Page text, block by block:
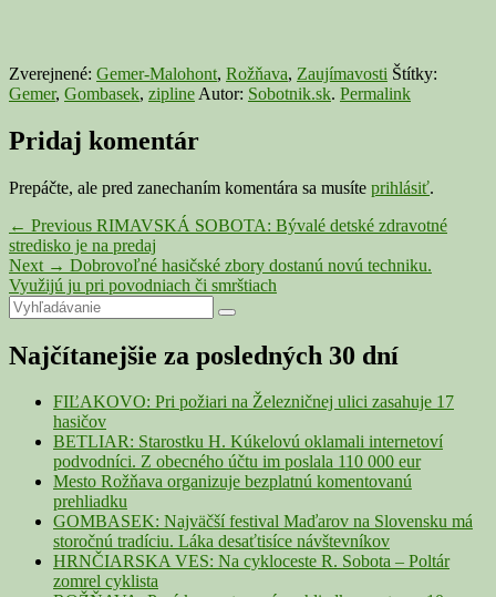
Zverejnené: Gemer-Malohont, Rožňava, Zaujímavosti Štítky:
Gemer, Gombasek, zipline Autor: Sobotnik.sk. Permalink
Pridaj komentár
Prepáčte, ale pred zanechaním komentára sa musíte prihlásiť.
Navigácia
v
článku
← Previous Previous
post:
RIMAVSKÁ SOBOTA: Bývalé detské zdravotné
stredisko je na predaj
Next → Next
post:
Dobrovoľné hasičské zbory dostanú novú techniku.
Využijú ju pri povodniach či smrštiach
Primary
Sidebar
Widget
Area
Search
for:
Search
Najčítanejšie za posledných 30 dní
FIĽAKOVO: Pri požiari na Železničnej ulici zasahuje 17
hasičov
BETLIAR: Starostku H. Kúkelovú oklamali internetoví
podvodníci. Z obecného účtu im poslala 110 000 eur
Mesto Rožňava organizuje bezplatnú komentovanú
prehliadku
GOMBASEK: Najväčší festival Maďarov na Slovensku má
storočnú tradíciu. Láka desaťtisíce návštevníkov
HRNČIARSKA VES: Na cykloceste R. Sobota – Poltár
zomrel cyklista